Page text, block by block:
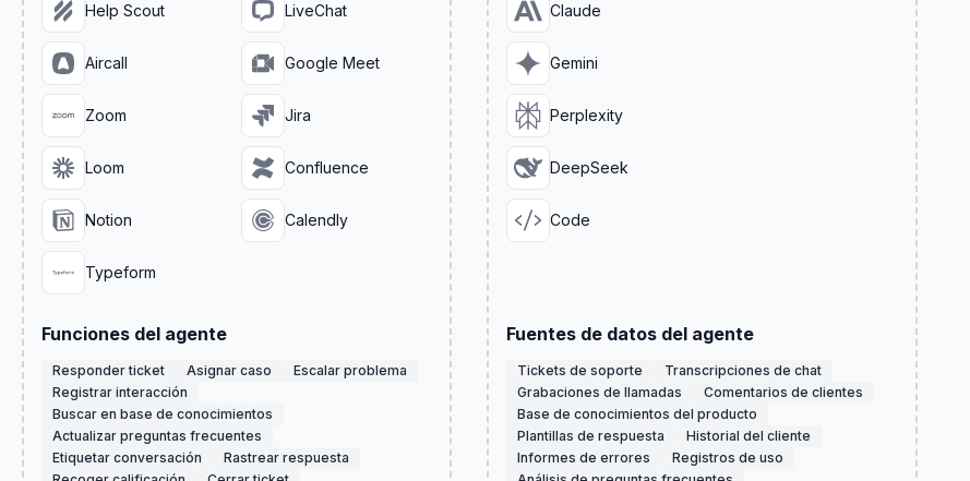
Help Scout LiveChat
Aircall Google Meet
Zoom Jira
Loom Confluence
Notion Calendly
Typeform
Funciones del agente
Responder ticket Asignar caso
Escalar problema
Registrar interacción
Buscar en base de conocimientos
Actualizar preguntas frecuentes
Etiquetar conversación
Rastrear respuesta
Claude
Gemini
Perplexity
DeepSeek
Code
Fuentes de datos del agente
Tickets de soporte
Transcripciones de chat
Grabaciones de llamadas
Comentarios de clientes
Base de conocimientos del producto
Plantillas de respuesta
Historial del cliente
Informes de errores
Registros de uso